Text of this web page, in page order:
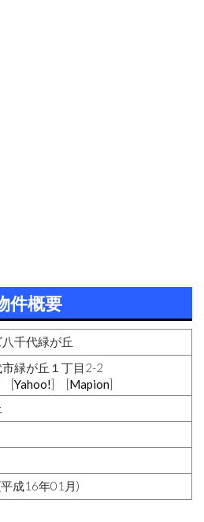
件概要
千代緑が丘
緑が丘１丁目2-2
[Yahoo!] [Mapion]
成16年01月)